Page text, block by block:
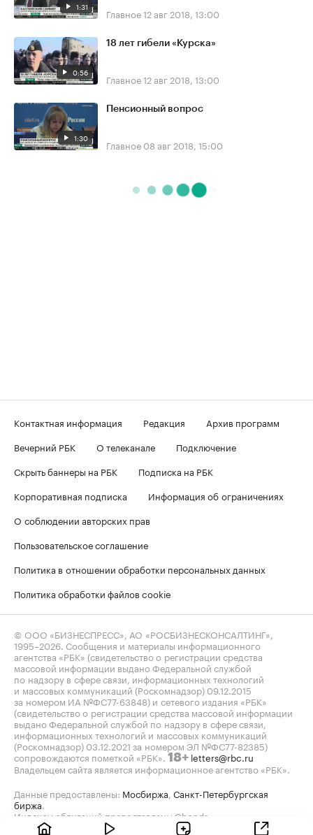
1:31 Главное12 авг 2018, 13:00
0:56
18 лет гибели «Курска»
Главное12 авг 2018, 13:00
1:30
Пенсионный вопрос
Главное 08 авг 2018, 15:00
Контактная информация Редакция
Архив программ
Вечерний РБК
О телеканале
Подключение
Скрыть баннеры на РБК
Подписка на РБК
Корпоративная подписка
Информация об ограничениях
О соблюдении авторских прав
Пользовательское соглашение
Политика в отношении обработки персональных данных
Политика обработки файлов cookie
© ООО «БИЗНЕСПРЕСС», АО «РОСБИЗНЕСКОНСАЛТИНГ»,
1995–2026 . Сообщения и материалы информационного
агентства «РБК» (свидетельство о регистрации средства
массовой информации выдано Федеральной службой
по надзору в сфере связи, информационных технологий
и массовых коммуникаций (Роскомнадзор) 09.12.2015
за номером ИА №ФС77-63848) и сетевого издания «РБК»
(свидетельство о регистрации средства массовой информации
выдано Федеральной службой по надзору в сфере связи,
информационных технологий и массовых коммуникаций
(Роскомнадзор) 03.12.2021 за номером ЭЛ №ФС77-82385)
сопровождаются пометкой «РБК». 18+ letters@rbc.ru
Владельцем сайта является информационное агентство «РБК».
Данные предоставлены: Мосбиржа Санкт-Петербургская
биржа
Индексы облигаций предоставлены Cbonds.